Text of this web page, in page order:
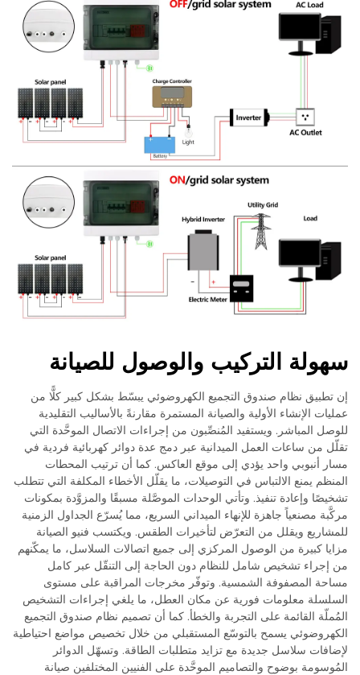
سهولة التركيب والوصول للصيانة
إن تطبيق نظام صندوق التجميع الكهروضوئي يبسّط بشكل كبير كلًّا من
عمليات الإنشاء الأولية والصيانة المستمرة مقارنةً بالأساليب التقليدية
للوصل المباشر. ويستفيد المُنصِّبون من إجراءات الاتصال الموحَّدة التي
تقلّل من ساعات العمل الميدانية عبر دمج عدة دوائر كهربائية فردية في
مسار أنبوبي واحد يؤدي إلى موقع العاكس. كما أن ترتيب المحطات
المنظم يمنع الالتباس في التوصيلات، ما يقلّل الأخطاء المكلفة التي تتطلب
تشخيصًا وإعادة تنفيذ. وتأتي الوحدات الموصَّلة مسبقًا والمزوَّدة بمكونات
مركَّبة مصنعياً جاهزة للإنهاء الميداني السريع، مما يُسرّع الجداول الزمنية
للمشاريع ويقلل من التعرّض لتأخيرات الطقس. ويكتسب فنيو الصيانة
مزايا كبيرة من الوصول المركزي إلى جميع اتصالات السلاسل، ما يمكّنهم
من إجراء تشخيص شامل للنظام دون الحاجة إلى التنقّل عبر كامل
مساحة المصفوفة الشمسية. وتوفّر مخرجات المراقبة على مستوى
السلسلة معلومات فورية عن مكان العطل، ما يلغي إجراءات التشخيص
المُملّة القائمة على التجربة والخطأ. كما أن تصميم نظام صندوق التجميع
الكهروضوئي يسمح بالتوسّع المستقبلي من خلال تخصيص مواضع احتياطية
لإضافات سلاسل جديدة مع تزايد متطلبات الطاقة. وتسهّل الدوائر
المُوسومة بوضوح والتصاميم الموحَّدة على الفنيين المختلفين صيانة